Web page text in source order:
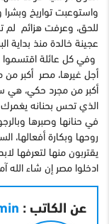
واستوعبت تواريخ وبشرا
للحق، وعرفت هزائم لم
عجينة خالدة منذ بداية
وفي كل عائلة اقتسموا
أجل غيرها، مصر أكبر من
أكبر من مجرد حكي، هي
الذي تحس بحنانه يغمرك
في حنانها وصبرها
روحها وبكارة أفعالها،
يقتربون منها لتعرفها
ادخلوا مصر إن شاء الله
عن الكاتب :